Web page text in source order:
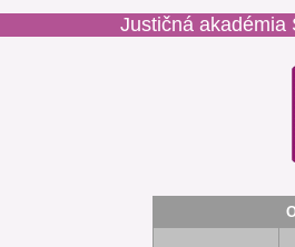
Justičná akadémia